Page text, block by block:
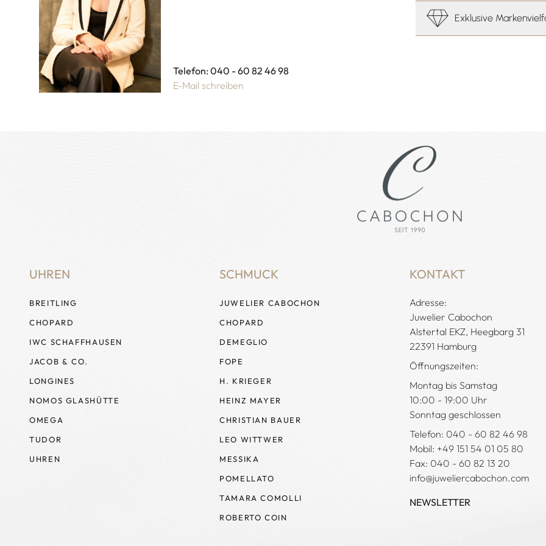
Telefon: 040 - 60 82 46 98
E-Mail schreiben
Exklusive
UHREN
BREITLING
CHOPARD
IWC SCHAFFHAUSEN
JACOB & CO.
LONGINES
NOMOS GLASHÜTTE
OMEGA
TUDOR
UHREN
SCHMUCK
JUWELIER CABOCHON
CHOPARD
DEMEGLIO
FOPE
H. KRIEGER
HEINZ MAYER
CHRISTIAN BAUER
LEO WITTWER
MESSIKA
POMELLATO
TAMARA COMOLLI
ROBERTO COIN
KONTAKT
Adresse:
Juwelier Cabochon
Alstertal EKZ, Heegbarg 31
22391 Hamburg
Öffnungszeiten:
Montag bis Samstag
10:00 - 19:00 Uhr
Sonntag geschlossen
Telefon: 040 - 60 82 46 98
Mobil: +49 151 54 01 05 80
Fax: 040 - 60 82 13 20
info@juweliercabochon.com
NEWSLETTER